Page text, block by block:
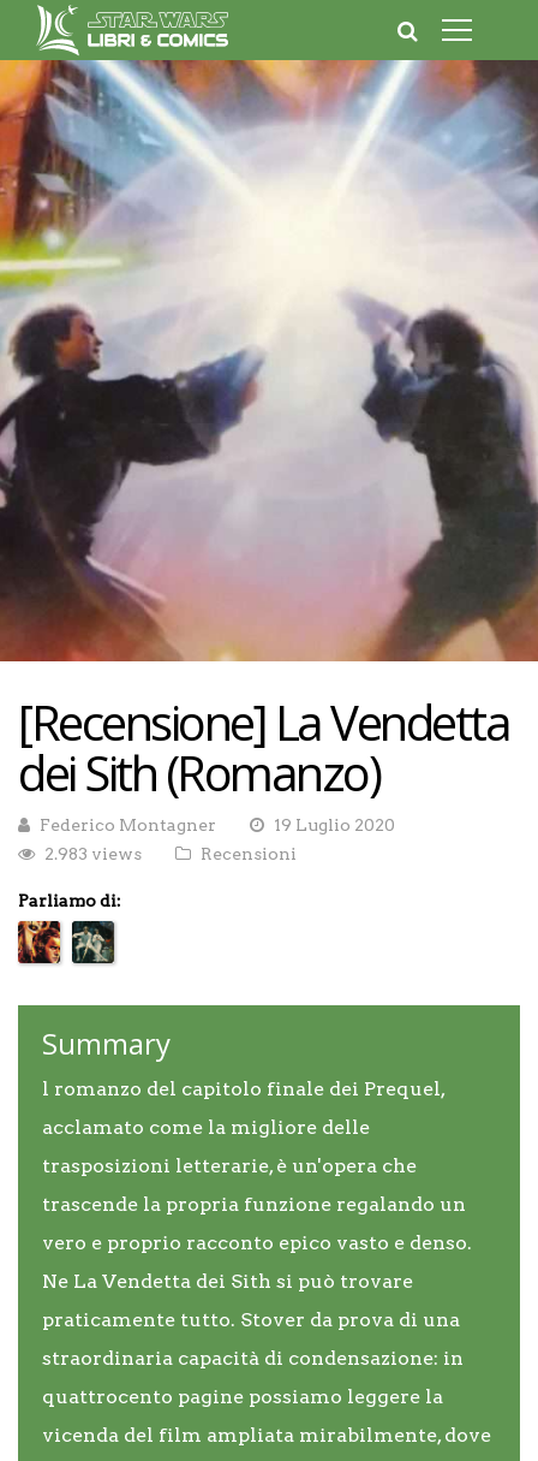
[Recensione] La Vendetta
dei Sith (Romanzo)
Federico Montagner
19 Luglio 2020
2.983 views
Recensioni
Parliamo di:
Summary
l romanzo del capitolo finale dei Prequel,
acclamato come la migliore delle
trasposizioni letterarie, è un'opera che
trascende la propria funzione regalando un
vero e proprio racconto epico vasto e denso.
Ne La Vendetta dei Sith si può trovare
praticamente tutto. Stover da prova di una
straordinaria capacità di condensazione: in
quattrocento pagine possiamo leggere la
vicenda del film ampliata mirabilmente, dove